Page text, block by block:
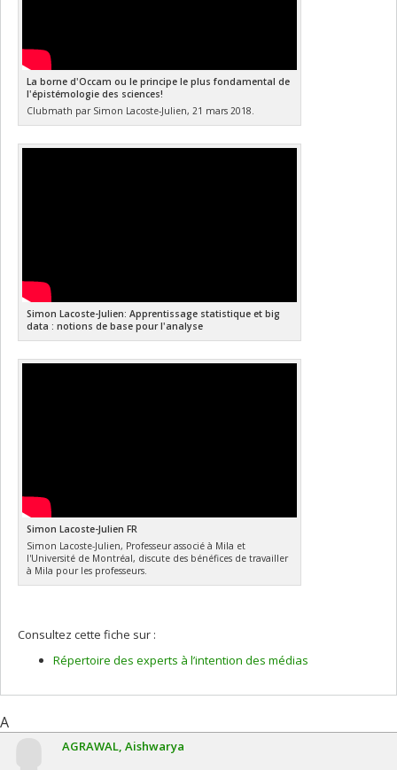
La borne d'Occam ou le principe le plus fondamental de
l'épistémologie des sciences!
Clubmath par Simon Lacoste-Julien, 21 mars 2018.
Simon Lacoste-Julien: Apprentissage statistique et big
data : notions de base pour l'analyse
Simon Lacoste-Julien FR
Simon Lacoste-Julien, Professeur associé à Mila et
l'Université de Montréal, discute des bénéfices de travailler
à Mila pour les professeurs.
Consultez cette fiche sur :
Répertoire des experts à l’intention des médias
A
AGRAWAL Aishwarya